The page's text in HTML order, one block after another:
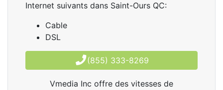
Internet suivants dans Saint-Ours QC:
Cable
DSL
(855) 333-8269
Vmedia Inc offre des vitesses de